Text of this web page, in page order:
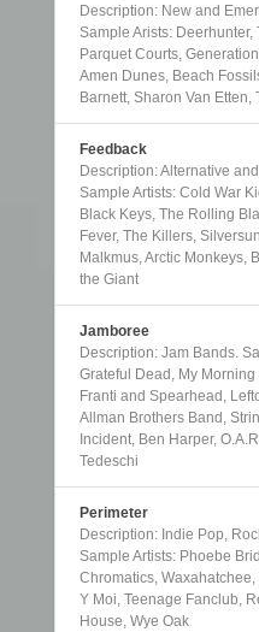
Description: New and
Sample Arists: Deerhunter,
Parquet Courts,
Amen Dunes, Beach
Barnett, Sharon Van Etten,
Feedback
Description: Alternative
Sample Artists: Cold War
Black Keys, The Rolling
Fever, The Killers,
Malkmus, Arctic Monkeys,
the Giant
Jamboree
Description: Jam Bands.
Grateful Dead, My Morning
Franti and Spearhead,
Allman Brothers Band,
Incident, Ben Harper,
Tedeschi
Perimeter
Description: Indie Pop,
Sample Artists: Phoebe
Chromatics, Waxahatchee,
Y Moi, Teenage Fanclub,
House, Wye Oak